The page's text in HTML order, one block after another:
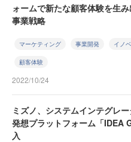
ォームで新たな顧客体験を生
事業戦略
マーケティング 事業開発 イノ
顧客体験
2022/10/24
ミズノ、システムインテグレ
発想プラットフォーム「IDEA
入